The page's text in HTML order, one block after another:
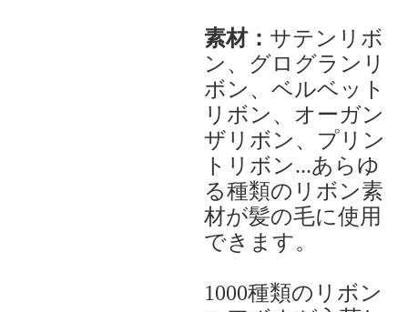
素材： サテンリボ
ン、グログランリ
ボン、ベルベット
リボン、オーガン
ザリボン、プリン
トリボン...あらゆ
る種類のリボン素
材が髪の毛に使用
できます。
1000種類のリボン